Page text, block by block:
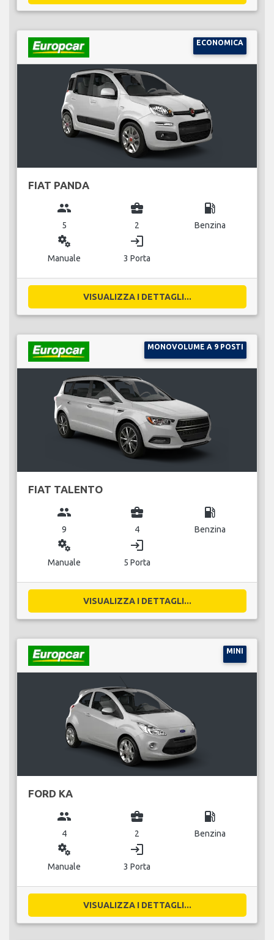
ECONOMICA
FIAT PANDA
group
5
business_center
2
local_gas_station
Benzina
miscellaneous_services
Manuale
login
3 Porta
VISUALIZZA I DETTAGLI...
MONOVOLUME A 9 POSTI
FIAT TALENTO
group
9
business_center
4
local_gas_station
Benzina
miscellaneous_services
Manuale
login
5 Porta
VISUALIZZA I DETTAGLI...
MINI
FORD KA
group
4
business_center
2
local_gas_station
Benzina
miscellaneous_services
Manuale
login
3 Porta
VISUALIZZA I DETTAGLI...